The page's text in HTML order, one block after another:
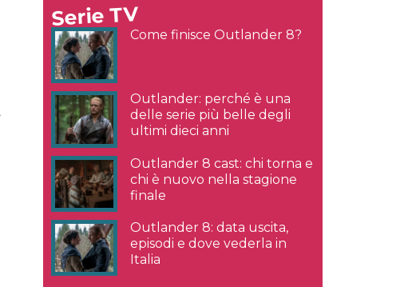
Serie TV
Come finisce Outlander 8?
Outlander: perché è una
delle serie più belle degli
ultimi dieci anni
Outlander 8 cast: chi torna e
chi è nuovo nella stagione
finale
Outlander 8: data uscita,
episodi e dove vederla in
Italia